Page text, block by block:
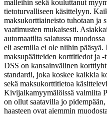
malleihin sekä kouluttanut
tietoturvalliseen käsittelyyn.
maksukorttiaineisto tuhotaan ja
vaatimusten mukaisesti.
automaatilta salatussa
eli asemilla ei ole niihin pääsyä.
maksupäätteiden korttitiedot ja
DSS on kansainvälinen
standardi, joka koskee kaikkia
sekä maksukorttitietoa
Kivijalkamyymälöissä valmiita
on ollut saatavilla jo
haasteen ovat aiemmin